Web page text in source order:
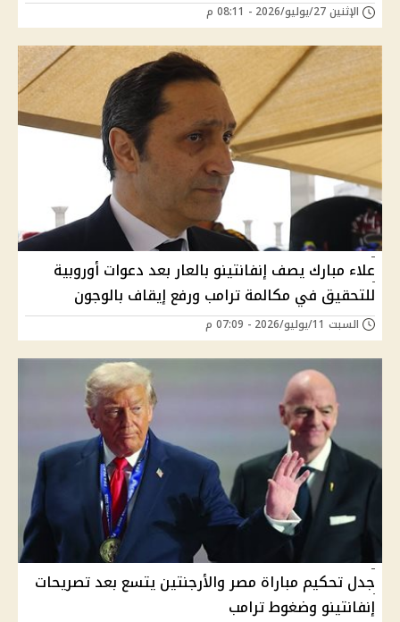
الإثنين 27/يوليو/2026 - 08:11 م
علاء مبارك يصف إنفانتينو بالعار بعد دعوات أوروبية
للتحقيق في مكالمة ترامب ورفع إيقاف بالوجون
السبت 11/يوليو/2026 - 07:09 م
جدل تحكيم مباراة مصر والأرجنتين يتسع بعد تصريحات
إنفانتينو وضغوط ترامب